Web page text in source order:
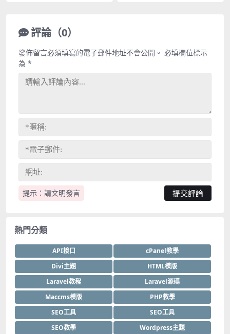
評論（0）
提示：請文明發言
發佈留言必須填寫的電子郵件地址不會公開。 必填欄位標示
為 *
熱門分類
API接口
cPanel教學
Divi主題
HTML模版
Laravel教程
Laravel源碼
Maccms模版
PHP教學
SEO工具
SEO工具
SEO教學
Wordpress主題